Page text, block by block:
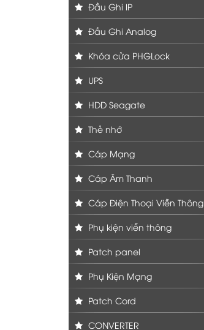
Đầu Ghi IP
Đầu Ghi Analog
Khóa cửa PHGLock
UPS
HDD Seagate
Thẻ nhớ
Cáp Mạng
Cáp Âm Thanh
Cáp Điện Thoại Viễn Thông
Phụ kiện viễn thông
Patch panel
Phụ Kiện Mạng
Patch Cord
CONVERTER